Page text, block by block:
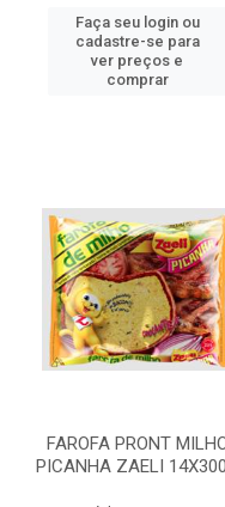
Faça seu login ou
cadastre-se para
ver preços e
comprar
FAROFA PRONT
PICANHA ZAELI